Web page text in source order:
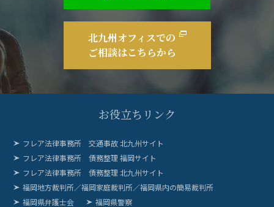
北九州オフィスでの
ご相談はこちらから
お役立ちリンク
フレア法律事務所 交通事故 北九州サイト
フレア法律事務所 債務整理 福岡サイト
フレア法律事務所 債務整理 北九州サイト
福岡地方裁判所／福岡家庭裁判所／福岡県内の簡易裁判所
福岡県弁護士会
福岡県警察